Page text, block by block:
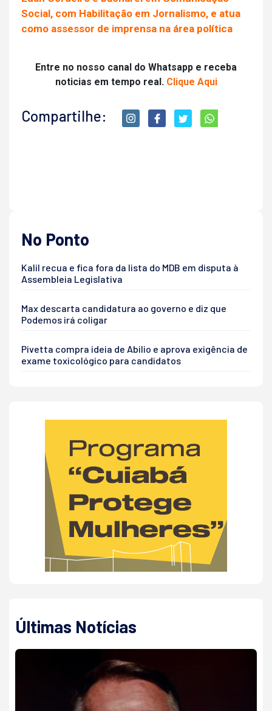
Social, com Habilitação em Jornalismo, e atua
como assessor de imprensa na área política
Entre no nosso canal do Whatsapp e receba
noticias em tempo real. Clique Aqui
Compartilhe:
No Ponto
Kalil recua e fica fora da lista do MDB em disputa à
Assembleia Legislativa
Max descarta candidatura ao governo e diz que
Podemos irá coligar
Pivetta compra ideia de Abilio e aprova exigência de
exame toxicológico para candidatos
Últimas Notícias